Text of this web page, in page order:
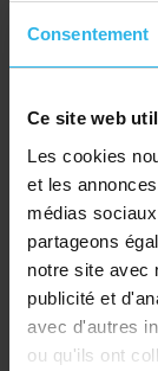
Consentement
Ce site web
Les cookies
et les
médias
partageons
notre site avec
publicité et
avec d'autres
ou qu'ils ont
Collier pour chat avec
10,03